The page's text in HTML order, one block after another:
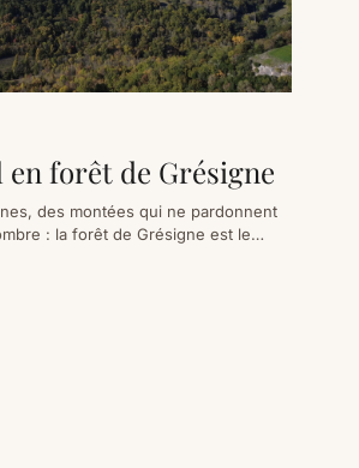
en forêt de Grésigne
des montées qui ne pardonnent
: la forêt de Grésigne est le
deux villages perchés en guise de